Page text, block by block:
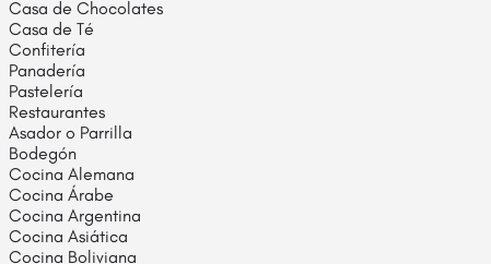
Casa de Chocolates
Casa de Té
Confitería
Panadería
Pastelería
Restaurantes
Asador o Parrilla
Bodegón
Cocina Alemana
Cocina Árabe
Cocina Argentina
Cocina Asiática
Cocina Boliviana